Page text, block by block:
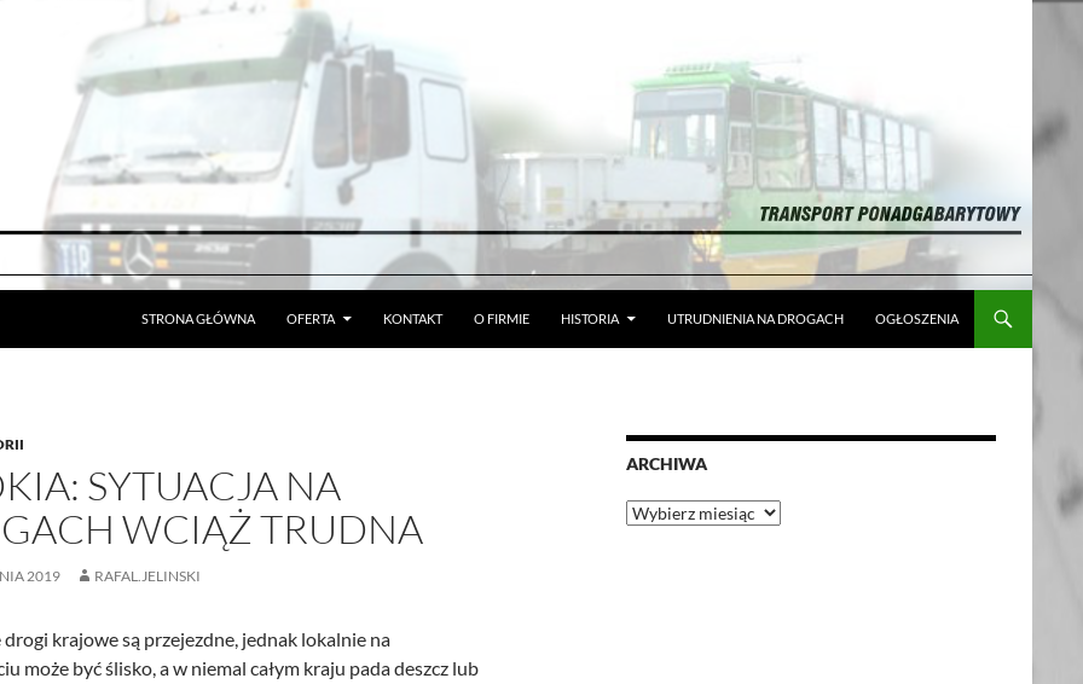
STRONA GŁÓWNA OFERTA KONTAKT O FIRMIE HISTORIA UTRUDNIENIA NA DROGACH OGŁOSZENIA
SYTUACJA NA
WCIĄŻ TRUDNA
2019 RAFAL.JELINSKI
krajowe są przejezdne, jednak lokalnie na
może być ślisko, a w niemal całym kraju pada deszcz lub
ARCHIWA
Archiwa